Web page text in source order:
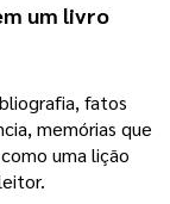
um livro
fatos
memórias que
uma lição